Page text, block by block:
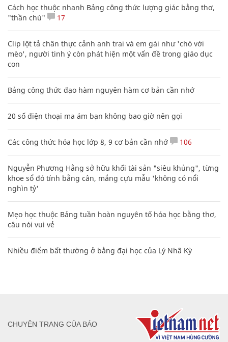
Cách học thuộc nhanh Bảng công thức lượng giác bằng thơ,
"thần chú"
17
Clip lột tả chân thực cảnh anh trai và em gái như 'chó với
mèo', người tinh ý còn phát hiện một vấn đề trong giáo dục
con
Bảng công thức đạo hàm nguyên hàm cơ bản cần nhớ
20 số điện thoại ma ám bạn không bao giờ nên gọi
Các công thức hóa học lớp 8, 9 cơ bản cần nhớ 106
Nguyễn Phương Hằng sở hữu khối tài sản "siêu khủng", từng
khoe sổ đỏ tính bằng cân, mắng cựu mẫu 'không có nổi
nghìn tỷ'
Mẹo học thuộc Bảng tuần hoàn nguyên tố hóa học bằng thơ,
câu nói vui vẻ
Nhiều điểm bất thường ở bằng đại học của Lý Nhã Kỳ
CHUYÊN TRANG CỦA BÁO